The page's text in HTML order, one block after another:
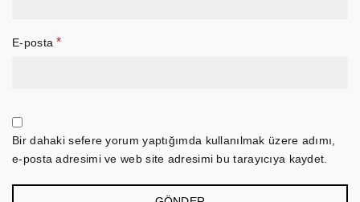
E-posta*
Bir dahaki sefere yorum yaptığımda kullanılmak üzere adımı,
e-posta adresimi ve web site adresimi bu tarayıcıya kaydet.